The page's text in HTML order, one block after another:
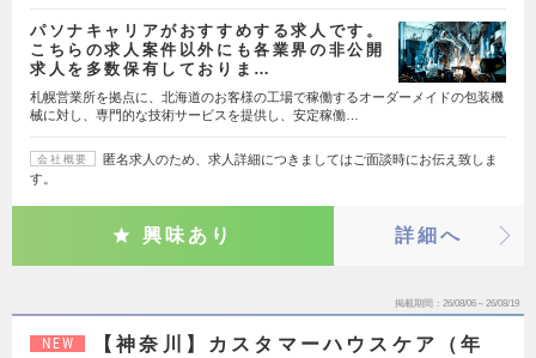
パソナキャリアがおすすめする求人です。
こちらの求人案件以外にも各業界の非公開
求人を多数保有しておりま…
札幌営業所を拠点に、北海道のお客様の工場で稼働するオーダーメイドの包装機
械に対し、専門的な技術サービスを提供し、安定稼働…
会社概要
匿名求人のため、求人詳細につきましてはご面談時にお伝え致しま
す。
興味あり 詳細へ
掲載期間 26/08/06～26/08/19
NEW
【神奈川】カスタマーハウスケア（年